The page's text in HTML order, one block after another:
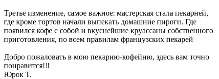
Третье изменение, самое важное: мастерская стала пекарней,
где кроме тортов начали выпекать домашние пироги. Где
появился кофе с собой и вкуснейшие круассаны собственного
приготовления, по всем правилам французских пекарей
Добро пожаловать в мою пекарню-кофейню, здесь вам точно
понравится!!!
Юрок Т.